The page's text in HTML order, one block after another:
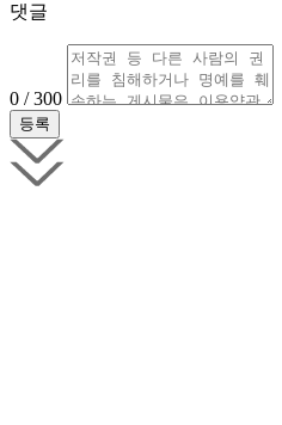
댓글
0 / 300